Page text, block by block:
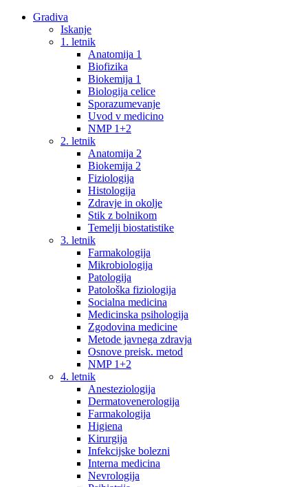
Gradiva
Iskanje
1. letnik
Anatomija 1
Biofizika
Biokemija 1
Biologija celice
Sporazumevanje
Uvod v medicino
NMP 1+2
2. letnik
Anatomija 2
Biokemija 2
Fiziologija
Histologija
Zdravje in okolje
Stik z bolnikom
Temelji biostatistike
3. letnik
Farmakologija
Mikrobiologija
Patologija
Patološka fiziologija
Socialna medicina
Medicinska psihologija
Zgodovina medicine
Metode javnega zdravja
Osnove preisk. metod
NMP 1+2
4. letnik
Anesteziologija
Dermatovenerologija
Farmakologija
Higiena
Kirurgija
Infekcijske bolezni
Interna medicina
Nevrologija